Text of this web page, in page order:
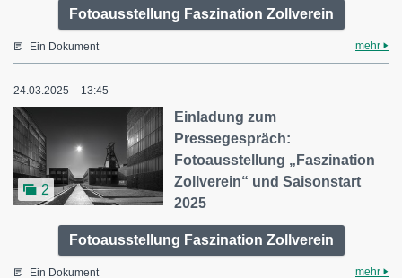
Fotoausstellung Faszination Zollverein
Ein Dokument mehr
24.03.2025 – 13:45
2
Einladung zum
Pressegespräch:
Fotoausstellung „Faszination
Zollverein“ und Saisonstart
2025
Fotoausstellung Faszination Zollverein
Ein Dokument mehr